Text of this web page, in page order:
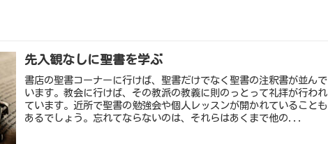
先入観なしに聖書を学ぶ
書店の聖書コーナーに行けば、聖書だけでなく聖書の注釈書が並んで
います。教会に行けば、その教派の教義に則のっとって礼拝が行われ
ています。近所で聖書の勉強会や個人レッスンが開かれていることも
あるでしょう。忘れてならないのは、それらはあくまで他の...